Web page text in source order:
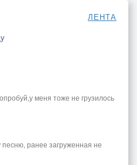
ЛЕНТА
меня тоже не грузилось
песню, ранее загруженная не